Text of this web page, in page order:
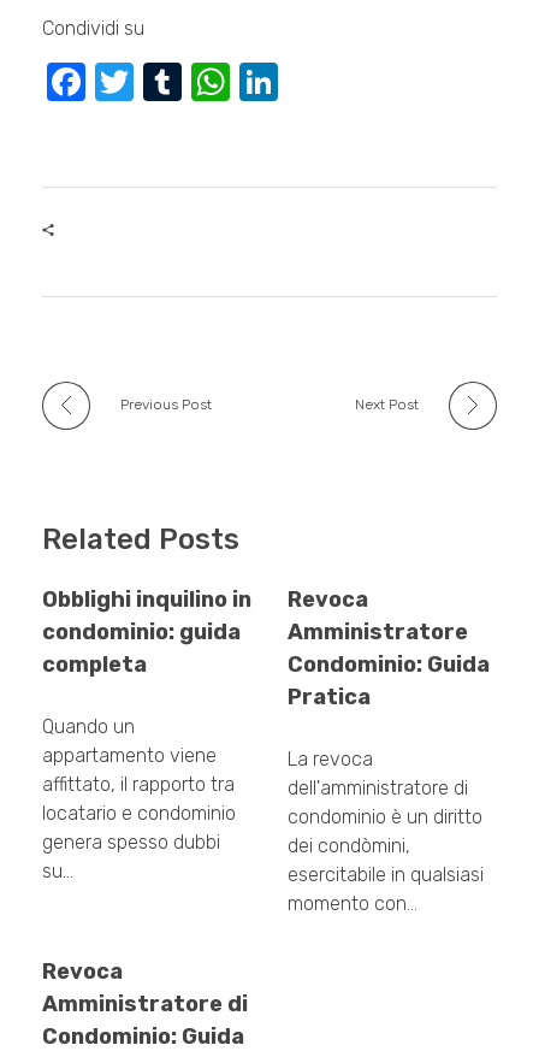
Condividi su
F
e
T
er
T
bl
W
s
e
Previous Post Next Post
Related Posts
Obblighi inquilino in
condominio: guida
completa
Quando un
appartamento viene
affittato, il rapporto tra
locatario e condominio
genera spesso dubbi
su…
Revoca
Amministratore
Condominio: Guida
Pratica
La revoca
dell'amministratore di
condominio è un diritto
dei condòmini,
esercitabile in qualsiasi
momento con…
Revoca
Amministratore di
Condominio: Guida